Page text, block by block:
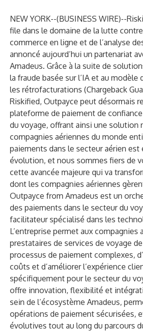
NEW YORK--(BUSINESS WIRE)--
file dans le domaine de la lutte
commerce en ligne et de l’analyse
annoncé aujourd’hui un partenariat
Amadeus. Grâce à la suite de
la fraude basée sur l’IA et au modèle
les rétrofacturations (Chargeback
Riskified, Outpayce peut désormais
plateforme de paiement de
du voyage, offrant ainsi une solution
compagnies aériennes du monde
paiements dans le secteur aérien est
évolution, et nous sommes fiers de
cette avancée majeure qui va
dont les compagnies aériennes
Outpayce from Amadeus est un
des paiements dans le secteur du
facilitateur spécialisé dans les
L’entreprise permet aux compagnies
prestataires de services de voyage
processus de paiement complexes,
coûts et d’améliorer l’expérience
spécifiquement pour le secteur du
offre innovation, flexibilité et
sein de l’écosystème Amadeus,
opérations de paiement sécurisées,
évolutives tout au long du parcours